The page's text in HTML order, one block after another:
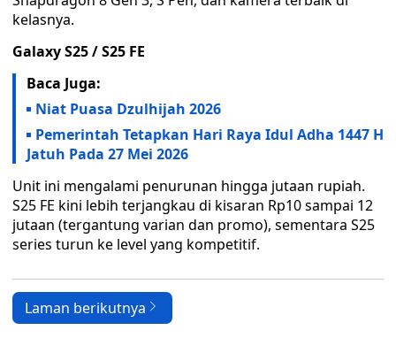
kelasnya.
Galaxy S25 / S25 FE
Baca Juga:
Niat Puasa Dzulhijah 2026
Pemerintah Tetapkan Hari Raya Idul Adha 1447 H
Jatuh Pada 27 Mei 2026
Unit ini mengalami penurunan hingga jutaan rupiah.
S25 FE kini lebih terjangkau di kisaran Rp10 sampai 12
jutaan (tergantung varian dan promo), sementara S25
series turun ke level yang kompetitif.
Laman berikutnya